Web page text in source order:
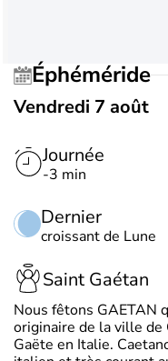
Éphéméride
Vendredi 7 août
Journée
-3 min
Dernier
croissant de Lune
Saint Gaétan
Nous fêtons GAETAN
originaire de la ville de
Gaëte en Italie.